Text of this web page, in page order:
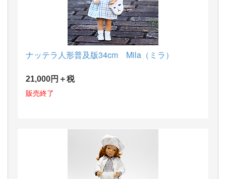
ナッテラ人形普及版34cm Mila（ミラ）
21,000円＋税
販売終了